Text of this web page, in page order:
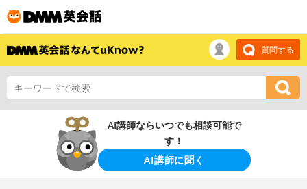
質問する
AI講師ならいつでも相談可能で
す！
AI講師に聞く